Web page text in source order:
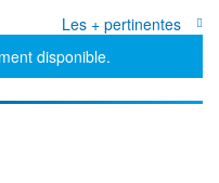
Les + pertinentes
disponible.